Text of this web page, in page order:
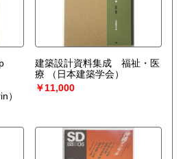
）
建築設計資料集成 福祉・医
療
（日本建築学会）
￥11,000